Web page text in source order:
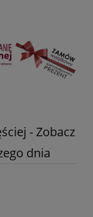
- Zobacz
dnia